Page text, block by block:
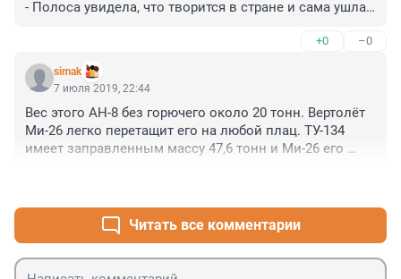
- Полоса увидела, что творится в стране и сама ушла
+0 –0
simak
7 июля 2019, 22:44
Вес этого АН-8 без горючего около 20 тонн. Вертолёт
Ми-26 легко перетащит его на любой плац. ТУ-134
имеет заправленным массу 47,6 тонн и Ми-26 его
нём разумеется не было.Читать все комментарии